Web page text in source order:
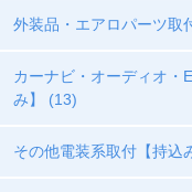
外装品・エアロパーツ取
カーナビ・オーディオ・
み】 (13)
その他電装系取付【持込